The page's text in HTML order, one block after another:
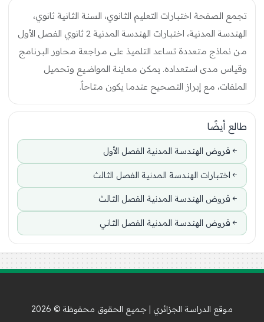
تجمع الصفحة اختبارات التعليم الثانوي، السنة الثانية ثانوي،
الهندسة المدنية، اختبارات الهندسة المدنية 2 ثانوي الفصل الأول
من نماذج متعددة تساعد التلميذ على مراجعة محاور البرنامج
وقياس مدى استعداده. يمكن معاينة المواضيع وتحميل
الملفات، مع إبراز التصحيح عندما يكون متاحاً.
طالع أيضًا
فروض الهندسة المدنية الفصل الأول
اختبارات الهندسة المدنية الفصل الثالث
فروض الهندسة المدنية الفصل الثالث
فروض الهندسة المدنية الفصل الثاني
موقع الدراسة الجزائري | جميع الحقوق محفوظة © 2026